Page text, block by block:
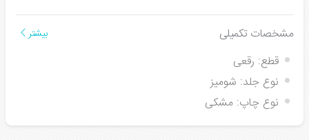
مشخصات تکمیلی بیشتر
قطع: رقعی
نوع جلد: شومیز
نوع چاپ: مشکی